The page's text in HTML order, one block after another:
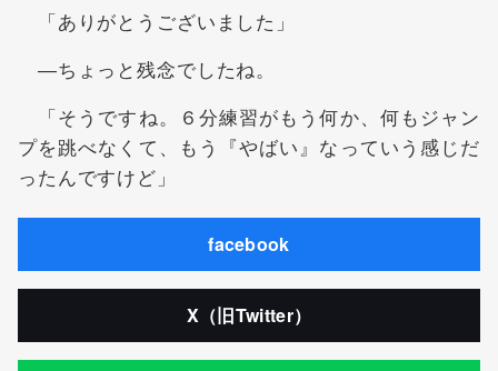
「ありがとうございました」
―ちょっと残念でしたね。
「そうですね。６分練習がもう何か、何もジャン
プを跳べなくて、もう『やばい』なっていう感じだ
ったんですけど」
facebook
X（旧Twitter）